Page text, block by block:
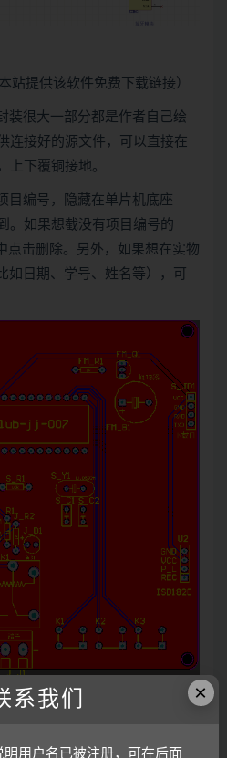
提供该软件免费下载链接）
装很大一部分都是作者自己绘
连接好的源文件，可以直接在
上下覆铜接地。
目编号，隐藏在单片机底座
。如果想截没有项目编号的
点击删除。另外，如果想在实物
如日期、学号、姓名等），可
×
系我们
用户名已被注册，可在后面